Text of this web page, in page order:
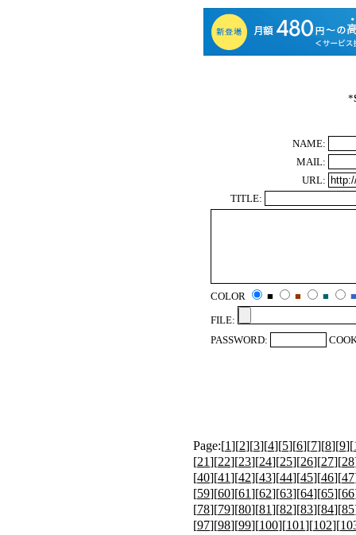
*
NAME:
MAIL:
URL:
TITLE:
COLOR ■ ■ ■
■
FILE:
PASSWORD:
Page:[1][2][3][4][5][6][7][8][9][
[21][22][23][24][25][26][27][28
[40][41][42][43][44][45][46][47
[59][60][61][62][63][64][65][66
[78][79][80][81][82][83][84][85
[97][98][99][100][101][102][